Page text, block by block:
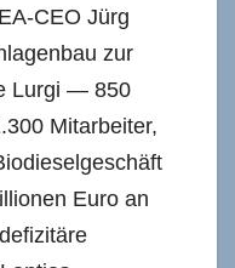
CEO Jürg
zur
Lurgi — 850
Mitarbeiter,
Euro an